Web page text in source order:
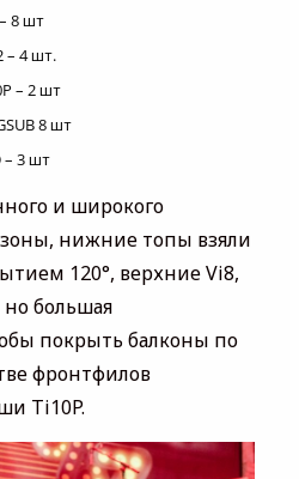
8 шт
– 4 шт.
– 2 шт
8 шт
– 3 шт
и широкого
нижние топы взяли
120°, верхние Vi8,
но большая
покрыть балконы по
фронтфилов
Ti10P.